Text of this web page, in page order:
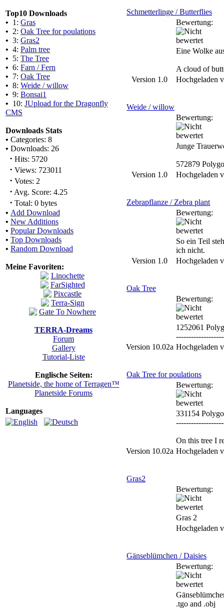
Top10 Downloads
• 1: Gras
• 2: Oak Tree for poulations
• 3: Gras2
• 4: Palm tree
• 5: The Tree
• 6: Farn / Fern
• 7: Oak Tree
• 8: Weide / willow
• 9: Bonsai1
• 10: JUpload for the Dragonfly
CMS
Downloads Stats
• Categories: 8
• Downloads: 26
· Hits: 5720
· Views: 723011
· Votes: 2
· Avg. Score: 4.25
· Total: 0 bytes
• Add Download
• New Additions
• Popular Downloads
• Top Downloads
• Random Download
Meine Favoriten:
TERRA-Dreams
Forum
Gallery
Tutorial-Liste
Englische Seiten:
Planetside, the home of Terragen™
Planetside Forums
Languages
Schmetterlinge / Butterflies
Bewertung:
Eine Wolke
A cloud of
Version 1.0
Hochgeladen
Weide / willow
Bewertung:
Junge
572879
Version 1.0
Hochgeladen
Zebrapflanze / Zebra plant
Bewertung:
So ein Teil
ich nicht.
Version 1.0
Hochgeladen
Oak Tree
Bewertung:
1252061
Version 10.02a Hochgeladen
Oak Tree for poulations
Bewertung:
331154
On this tree I
Version 10.02a Hochgeladen
Gras2
Bewertung:
Gras 2
Hochgeladen
Gänseblümchen / Daisies
Bewertung:
.tgo and .obj